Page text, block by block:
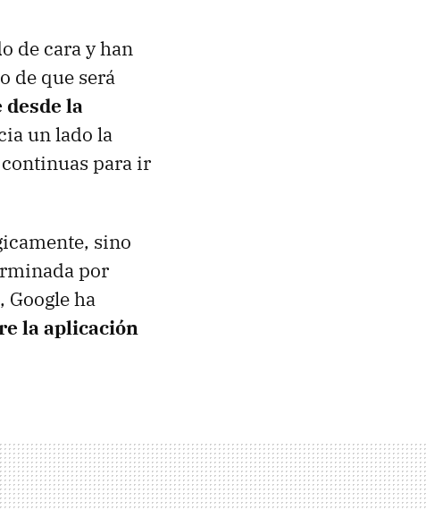
de cara y han
de que será
la
un lado la
para ir
sino
por
Google ha
la aplicación